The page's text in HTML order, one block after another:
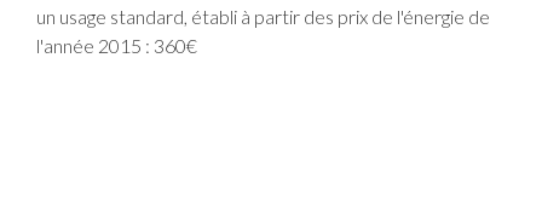
un usage standard, établi à partir des prix de l'énergie de
l'année 2015 : 360€